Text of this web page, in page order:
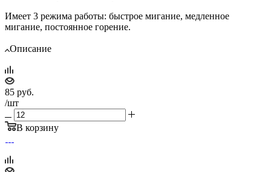
Имеет 3 режима работы: быстрое мигание, медленное
мигание, постоянное горение.
Описание
85 руб.
/шт
В корзину